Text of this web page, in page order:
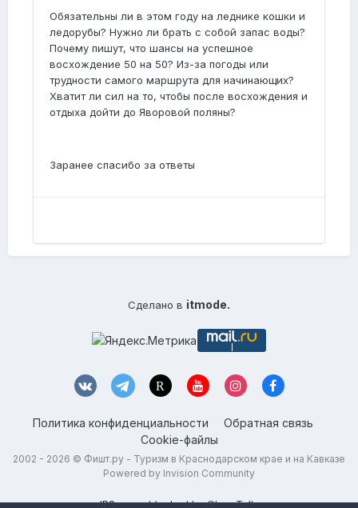
Обязательны ли в этом году на леднике кошки и
ледорубы? Нужно ли брать с собой запас воды?
Почему пишут, что шансы на успешное
восхождение 50 на 50? Из-за погоды или
трудности самого маршрута для начинающих?
Хватит ли сил на то, чтобы после восхождения и
отдыха дойти до Яворовой поляны?
Заранее спасибо за ответы
Сделано в itmode.
Политика конфиденциальности
Обратная связь
Cookie-файлы
2002 - 2026 © Фишт.ру - Туризм в Краснодарском крае и на Кавказе
Powered by Invision Community
IPS spamblocked by CleanTalk.